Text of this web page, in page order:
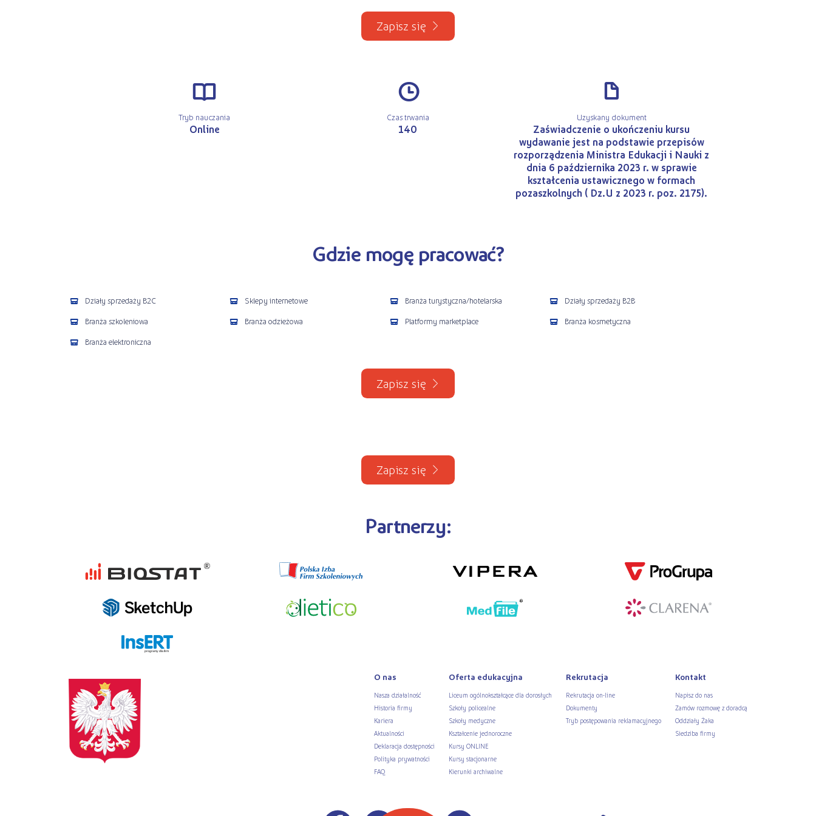
Zapisz się
r
Tryb nauczania
Online
#
Czas trwania
140
d
Uzyskany dokument
Zaświadczenie o ukończeniu kursu
wydawanie jest na podstawie przepisów
rozporządzenia Ministra Edukacji i Nauki z
dnia 6 października 2023 r. w sprawie
kształcenia ustawicznego w formach
pozaszkolnych ( Dz.U z 2023 r. poz. 2175).
Gdzie mogę pracować?
Działy sprzedaży B2C Sklepy internetowe Branża turystyczna/hotelarska Działy sprzedaży B2B
Branża szkoleniowa Branża odzieżowa Platformy marketplace Branża kosmetyczna
Branża elektroniczna
Zapisz się
Zapisz się
Partnerzy:
programy dla firm
O nas
Nasza działalność
Historia firmy
Kariera
Aktualności
Deklaracja dostępności
Polityka prywatności
FAQ
Oferta edukacyjna
Liceum ogólnokształcące dla dorosłych
Szkoły policealne
Szkoły medyczne
Kształcenie jednoroczne
Kursy ONLINE
Kursy stacjonarne
Kierunki archiwalne
Rekrutacja
Rekrutacja on-line
Dokumenty
Tryb postępowania reklamacyjnego
Kontakt
Napisz do nas
Zamów rozmowę z doradcą
Oddziały Żaka
Siedziba firmy